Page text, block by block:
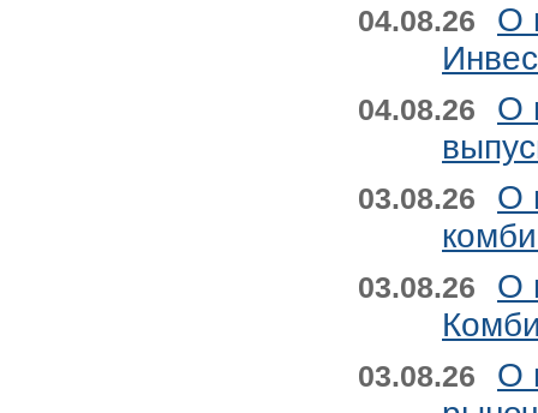
04.08.26
О
04.08.26
О
03.08.26
О
03.08.26
О
03.08.26
О